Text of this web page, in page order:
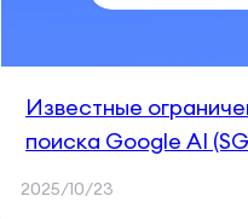
Известные
поиска Google AI
2025/10/23